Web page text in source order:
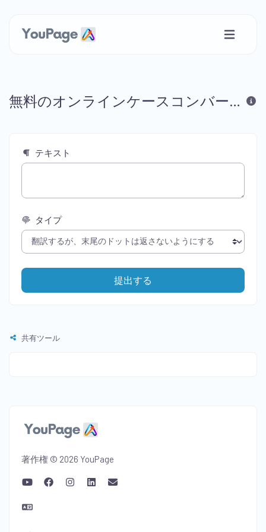
無料のオンラインケースコンバーター
テキスト
タイプ
提出する
共有ツール
著作権 © 2026 YouPage